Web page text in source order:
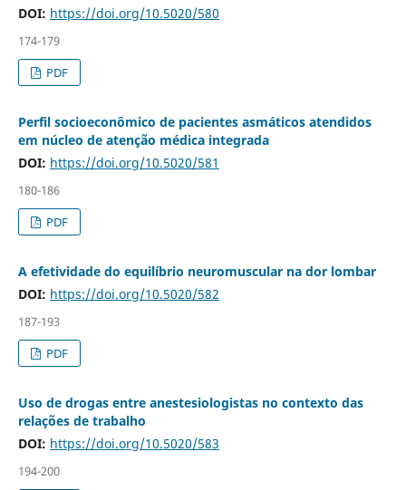
DOI: https://doi.org/10.5020/580
174-179
PDF
Perfil socioeconômico de pacientes asmáticos atendidos
em núcleo de atenção médica integrada
DOI: https://doi.org/10.5020/581
180-186
PDF
A efetividade do equilíbrio neuromuscular na dor lombar
DOI: https://doi.org/10.5020/582
187-193
PDF
Uso de drogas entre anestesiologistas no contexto das
relações de trabalho
DOI: https://doi.org/10.5020/583
194-200